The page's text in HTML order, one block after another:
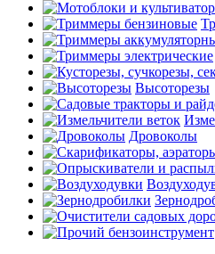
Высоторезы
Дровоколы